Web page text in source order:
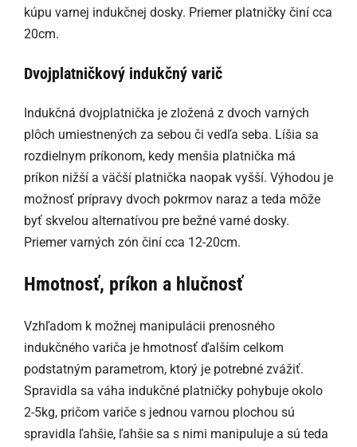
kúpu varnej indukčnej dosky. Priemer platničky činí cca
20cm.
Dvojplatničkový indukčný varič
Indukčná dvojplatnička je zložená z dvoch varných
plôch umiestnených za sebou či vedľa seba. Líšia sa
rozdielnym príkonom, kedy menšia platnička má
príkon nižší a väčší platnička naopak vyšší. Výhodou je
možnosť prípravy dvoch pokrmov naraz a teda môže
byť skvelou alternatívou pre bežné varné dosky.
Priemer varných zón činí cca 12-20cm.
Hmotnosť, príkon a hlučnosť
Vzhľadom k možnej manipulácii prenosného
indukčného variča je hmotnosť ďalším celkom
podstatným parametrom, ktorý je potrebné zvážiť.
Spravidla sa váha indukčné platničky pohybuje okolo
2-5kg, pričom variče s jednou varnou plochou sú
spravidla ľahšie, ľahšie sa s nimi manipuluje a sú teda